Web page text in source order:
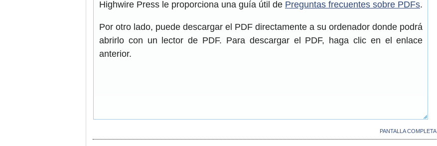
Highwire Press le proporciona una guía útil de Preguntas frecuentes sobre PDFs.
Por otro lado, puede descargar el PDF directamente a su ordenador donde podrá
abrirlo con un lector de PDF. Para descargar el PDF, haga clic en el enlace
anterior.
PANTALLA COMPLETA